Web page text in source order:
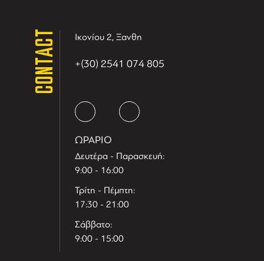
CONTACT Ικονίου 2, Ξανθη
+(30) 2541 074 805
ΩΡΑΡΙΟ
Δευτέρα - Παρασκευή:
9:00 - 16:00
Τρίτη - Πέμπτη:
17:30 - 21:00
Σάββατο:
9:00 - 15:00